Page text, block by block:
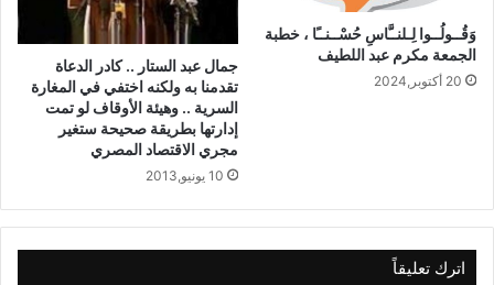
وَقُــولُــوا لِـلنــَّاسِ حُسْــنــًا ، خطبة
الجمعة مكرم عبد اللطيف
20 أكتوبر,2024
جمال عبد الستار .. كادر الدعاة
تقدمنا به ولكنه اختفي في المغارة
السرية .. وهيئة الأوقاف لو تمت
إدارتها بطريقة صحيحة ستغير
مجري الاقتصاد المصري
10 يونيو,2013
اترك تعليقاً